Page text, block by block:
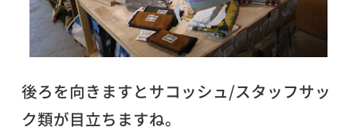
後ろを向きますとサコッシュ/スタッフサッ
ク類が目立ちますね。